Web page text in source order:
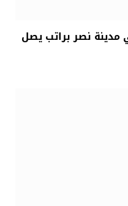
نصر براتب يصل